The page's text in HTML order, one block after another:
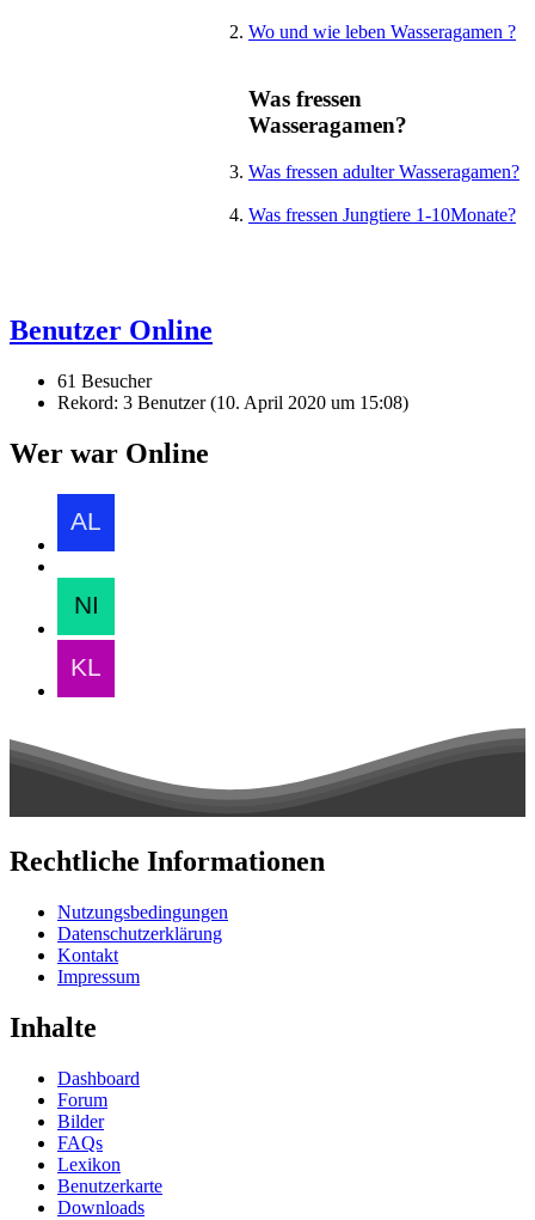
Wo und wie leben Wasseragamen ?
Was fressen
Wasseragamen?
Was fressen adulter Wasseragamen?
Was fressen Jungtiere 1-10Monate?
Benutzer Online
61 Besucher
Rekord: 3 Benutzer (10. April 2020 um 15:08)
Wer war Online
Rechtliche Informationen
Nutzungsbedingungen
Datenschutzerklärung
Kontakt
Impressum
Inhalte
Dashboard
Forum
Bilder
FAQs
Lexikon
Benutzerkarte
Downloads